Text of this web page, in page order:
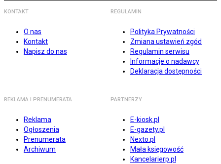
KONTAKT
O nas
Kontakt
Napisz do nas
REGULAMIN
Polityka Prywatności
Zmiana ustawień zgód
Regulamin serwisu
Informacje o nadawcy
Deklaracja dostępności
REKLAMA I PRENUMERATA
Reklama
Ogłoszenia
Prenumerata
Archiwum
PARTNERZY
E-kiosk.pl
E-gazety.pl
Nexto.pl
Mała księgowość
Kancelarierp.pl